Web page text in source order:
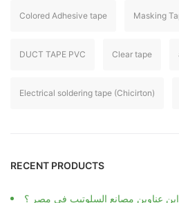
Electrical soldering tape (Chicirton)
RECENT PRODUCTS
اين عناوين مصانع السلوتيب في مصر ؟